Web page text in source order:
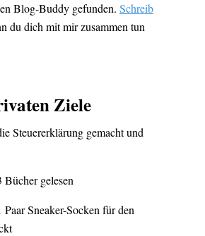
Blog-Buddy gefunden. Schreib
du dich mit mir zusammen tun
Ziele
Steuererklärung gemacht und
Bücher gelesen
Paar Sneaker-Socken für den